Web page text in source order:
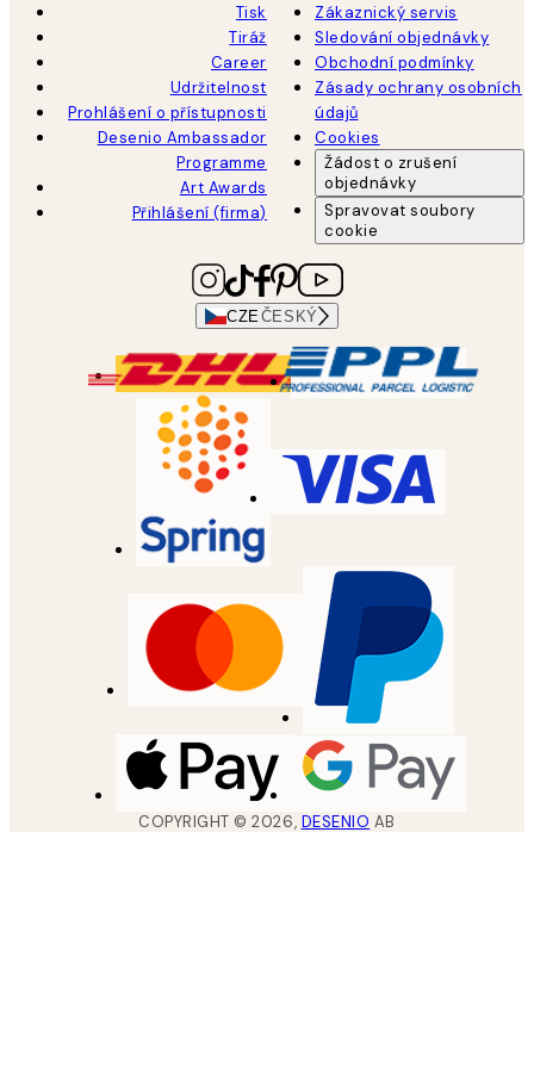
Tisk
Tiráž
Career
Udržitelnost
Prohlášení o přístupnosti
Desenio Ambassador
Programme
Art Awards
Přihlášení (firma)
Zákaznický servis
Sledování objednávky
Obchodní podmínky
Zásady ochrany osobních
údajů
Cookies
Žádost o zrušení
objednávky
Spravovat soubory
cookie
CZE ČESKÝ
COPYRIGHT ©2026, DESENIO AB